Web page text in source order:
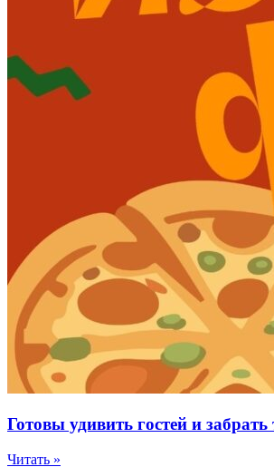
Готовы удивить гостей и
Читать »